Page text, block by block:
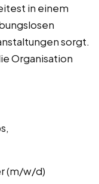
in einem
sorgt.
Organisation
(m/w/d)